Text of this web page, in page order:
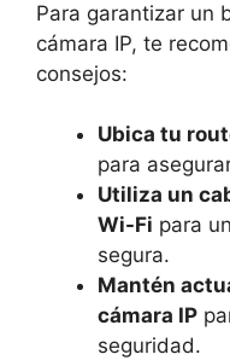
Para garantizar un
cámara IP, te
consejos:
Ubica tu
para
Utiliza un
Wi-Fi para
segura.
Mantén
cámara IP
seguridad.